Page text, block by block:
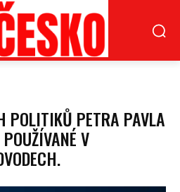
POLITIKŮ PETRA PAVLA
V